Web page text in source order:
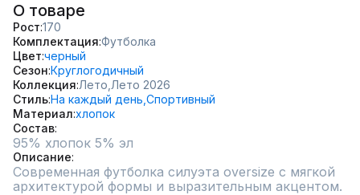
О товаре
Рост 170
Комплектация Футболка
Цвет черный
Сезон Круглогодичный
Коллекция Лето, Лето 2026
СтильНа каждый день, Спортивный
Материал хлопок
Состав
95% хлопок 5% эл
Описание
Современная футболка силуэта oversize с мягкой
архитектурой формы и выразительным акцентом.